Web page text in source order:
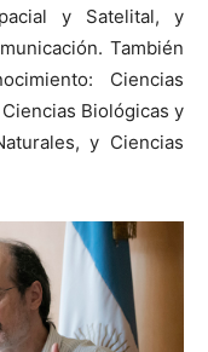
y Satelital, y
También
Ciencias
Biológicas y
y Ciencias